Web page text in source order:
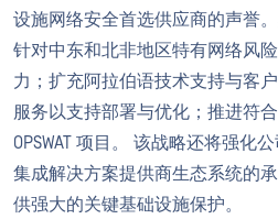
设施网络安全首选供应商的声誉
针对中东和北非地区特有网络风
力；扩充阿拉伯语技术支持与客
服务以支持部署与优化；推进符
OPSWAT 项目。 该战略还将强化
集成解决方案提供商生态系统的
供强大的关键基础设施保护。